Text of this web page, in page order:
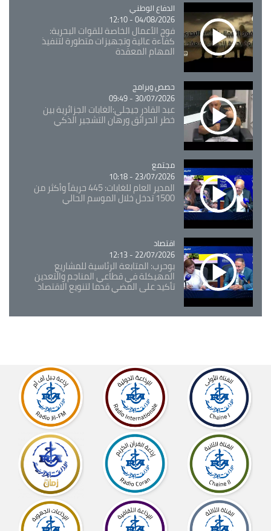
Catégorie
الدفاع الوطني
04/08/2026 - 12:10
فوج الأعمال الخاصة للقوات البحرية:
كفاءة عالية وتجهيزات متطورة لتنفيذ
المهام المعقدة
Catégorie
حصص وبرامج
30/07/2026 - 09:49
عبد القادر جيجلي:الغابات الجزائرية بين
خطر الحرائق ورهان التشجير الذكي
Catégorie
مجتمع
23/07/2026 - 10:18
المدير العام للغابات: 445 حريقاً وأكثر من
1500 تدخل خلال الموسم الحالي
Catégorie
اقتصاد
22/07/2026 - 12:13
بوحرب: المتابعة الرئاسية للمشاريع
المهيكلة في قطاعي المناجم والتعدين
تأكيد على المضي قدما لتنويع الاقتصاد